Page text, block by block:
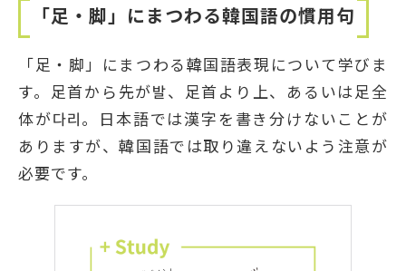
「足・脚」にまつわる韓国語の慣用句
「足・脚」にまつわる韓国語表現について学びま
す。足首から先が발、足首より上、あるいは足全
体が다리。日本語では漢字を書き分けないことが
ありますが、韓国語では取り違えないよう注意が
必要です。